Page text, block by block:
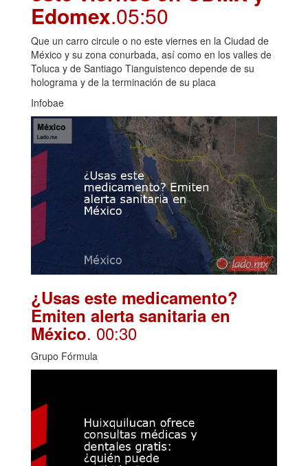
Edomex.05:50
Que un carro circule o no este viernes en la Ciudad de
México y su zona conurbada, así como en los valles de
Toluca y de Santiago Tianguistenco depende de su
holograma y de la terminación de su placa
Infobae
¿Usas este medicamento?
Emiten alerta sanitaria en
México. 00:30
Grupo Fórmula